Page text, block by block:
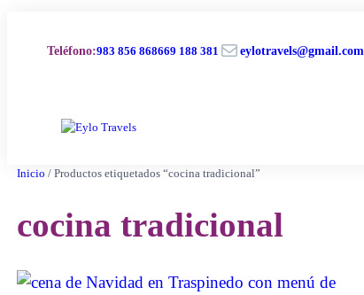
contenidoTeléfono:983 856 868669 188 381 Correo electrónico eylotravels@gmail.com
Inicio / Productos etiquetados “cocina tradicional”
cocina tradicional